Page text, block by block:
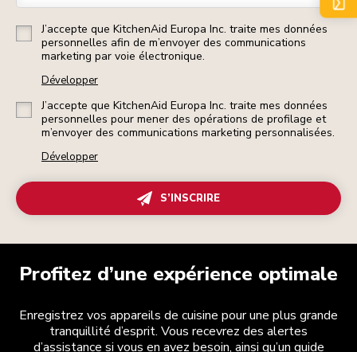
J’accepte que KitchenAid Europa Inc. traite mes données
personnelles afin de m’envoyer des communications
marketing par voie électronique.
Développer
J’accepte que KitchenAid Europa Inc. traite mes données
personnelles pour mener des opérations de profilage et
m’envoyer des communications marketing personnalisées.
Développer
S’INSCRIRE
Profitez d’une expérience optimale
Enregistrez vos appareils de cuisine pour une plus grande
tranquillité d’esprit. Vous recevrez des alertes
d’assistance si vous en avez besoin, ainsi qu’un guide